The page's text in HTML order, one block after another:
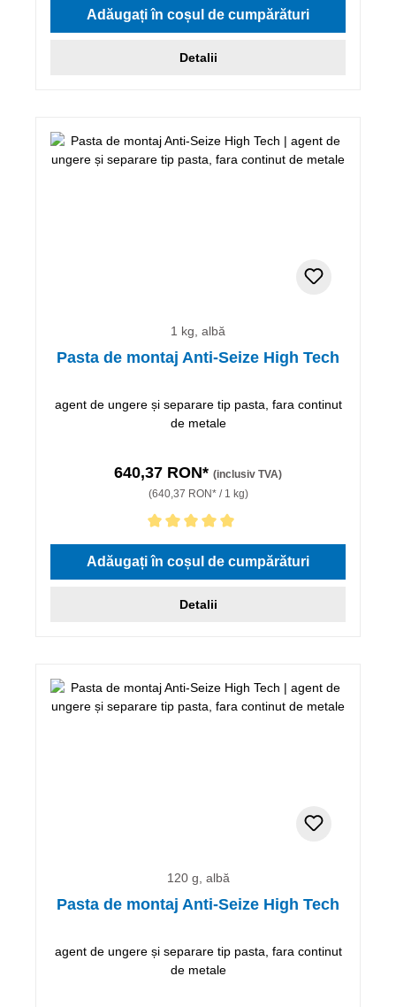
Adăugați în coșul de cumpărături
Detalii
1 kg, albă
Pasta de montaj Anti-Seize High Tech
agent de ungere și separare tip pasta, fara continut
de metale
640,37 RON* (inclusiv TVA)
(640,37 RON* / 1 kg)
Evaluarea medie de 5 din 5 stele
Adăugați în coșul de cumpărături
Detalii
120 g, albă
Pasta de montaj Anti-Seize High Tech
agent de ungere și separare tip pasta, fara continut
de metale